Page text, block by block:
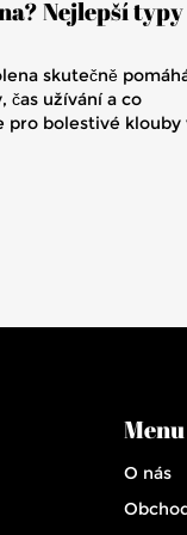
Nejlepší
skutečně
čas užívání a co
pro bolestivé klouby
Menu
O nás